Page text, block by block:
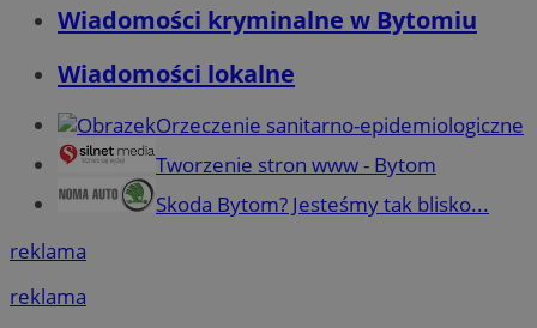
Wiadomości kryminalne w Bytomiu
Wiadomości lokalne
Orzeczenie sanitarno-epidemiologiczne
Tworzenie stron www - Bytom
Skoda Bytom? Jesteśmy tak blisko...
reklama
reklama